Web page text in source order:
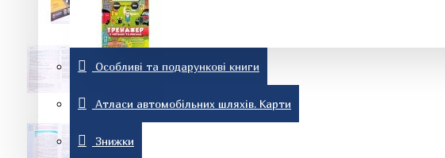
Словники та розмовники
Особливі та подарункові книги
Атласи автомобільних шляхів. Карти
Знижки